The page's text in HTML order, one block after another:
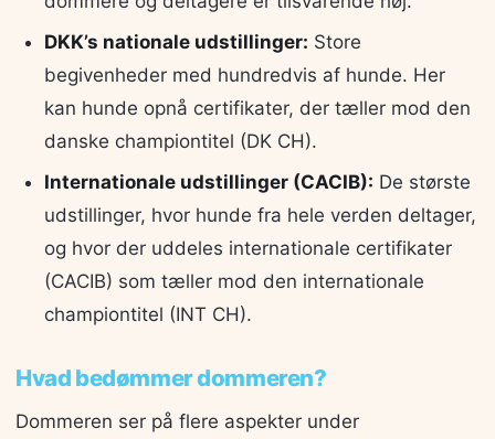
DKK’s nationale udstillinger: Store
begivenheder med hundredvis af hunde. Her
kan hunde opnå certifikater, der tæller mod den
danske championtitel (DK CH).
Internationale udstillinger (CACIB): De største
udstillinger, hvor hunde fra hele verden deltager,
og hvor der uddeles internationale certifikater
(CACIB) som tæller mod den internationale
championtitel (INT CH).
Hvad bedømmer dommeren?
Dommeren ser på flere aspekter under